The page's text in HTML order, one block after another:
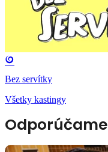
Bez servítky
Všetky kastingy
Odporúčame